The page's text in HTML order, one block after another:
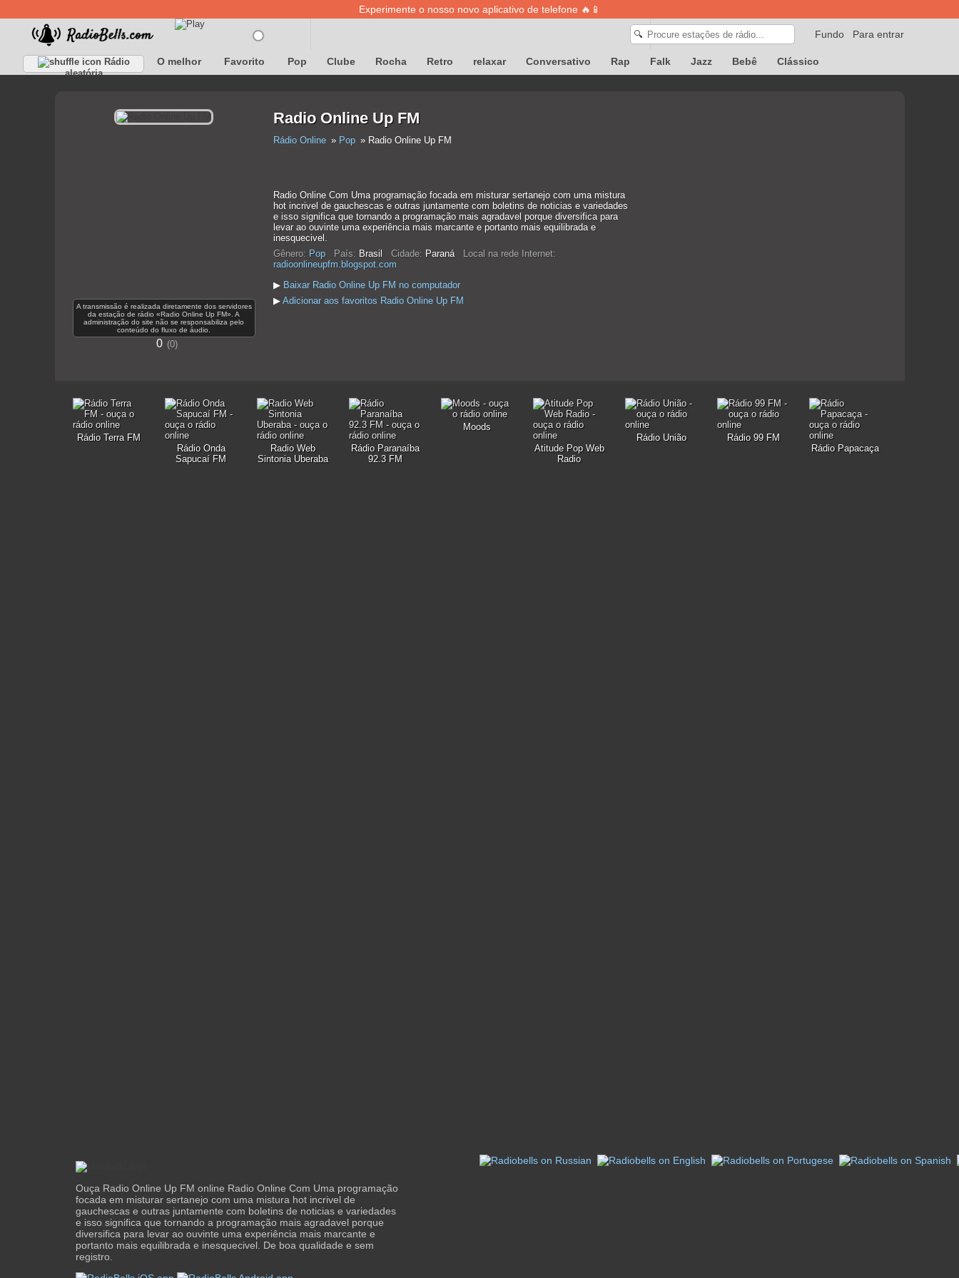
Experimente o nosso novo aplicativo de telefone 🔥📱
Para entrar
Fundo
🔍
Rádio
aleatória
O melhor Favorito Pop Clube Rocha Retro relaxar Conversativo Rap Falk Jazz Bebê Clássico
A transmissão é realizada diretamente dos servidores
da estação de rádio «Radio Online Up FM». A
administração do site não se responsabiliza pelo
conteúdo do fluxo de áudio.
0 0
Radio Online Up FM
Rádio Online Pop Radio Online Up FM
Radio Online Com Uma programação focada em misturar sertanejo com uma mistura
hot incrivel de gauchescas e outras juntamente com boletins de noticias e variedades
e isso significa que tornando a programação mais agradavel porque diversifica para
levar ao ouvinte uma experiência mais marcante e portanto mais equilibrada e
inesquecivel.
Gênero: Pop País: Brasil Cidade: Paraná
Local na rede Internet:
radioonlineupfm.blogspot.com
▶ Baixar Radio Online Up FM no computador
▶ Adicionar aos favoritos Radio Online Up FM
Rádio Terra FM
Rádio Onda
Sapucaí FM
Radio Web
Sintonia Uberaba
Rádio Paranaíba
92.3 FM
Moods
Atitude Pop Web
Radio
Rádio União
Rádio 99 FM
Rádio Papacaça
Ouça Radio Online Up FM online Radio Online Com Uma programação
focada em misturar sertanejo com uma mistura hot incrivel de
gauchescas e outras juntamente com boletins de noticias e variedades
e isso significa que tornando a programação mais agradavel porque
diversifica para levar ao ouvinte uma experiência mais marcante e
portanto mais equilibrada e inesquecivel. De boa qualidade e sem
registro.